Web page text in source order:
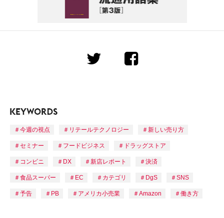
今週の視点 リテールテクノロジー 新しい売り方
セミナー フードビジネス ドラッグストア
コンビニ DX 新店レポート 決済
食品スーパー EC カテゴリ DgS SNS
予告 PB アメリカ小売業 Amazon 働き方